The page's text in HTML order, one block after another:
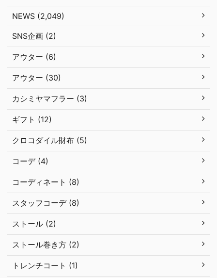
NEWS (2,049)
SNS企画 (2)
アウター (6)
アウター (30)
カシミヤマフラー (3)
ギフト (12)
クロコダイル財布 (5)
コーデ (4)
コーディネート (8)
スタッフコーデ (8)
ストール (2)
ストール巻き方 (2)
トレンチコート (1)